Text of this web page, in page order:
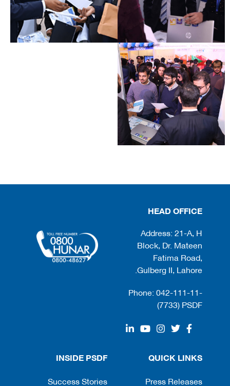
HEAD OFFICE
Address: 21-A, H
Block, Dr. Mateen
Fatima Road,
Gulberg II, Lahore.
Phone: 042-111-11-
(7733) PSDF
QUICK LINKS
Press Releases
INSIDE PSDF
Success Stories